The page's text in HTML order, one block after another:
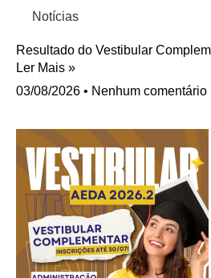
Notícias
Resultado do Vestibular
Ler Mais »
03/08/2026
Nenhum comentário